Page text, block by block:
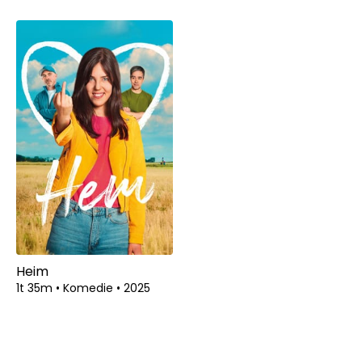
Heim
1t 35m • Komedie • 2025